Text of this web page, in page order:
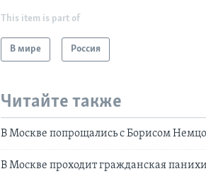
This item is part of
В мире Россия
Читайте также
В Москве попрощались с Борисом
В Москве проходит гражданская